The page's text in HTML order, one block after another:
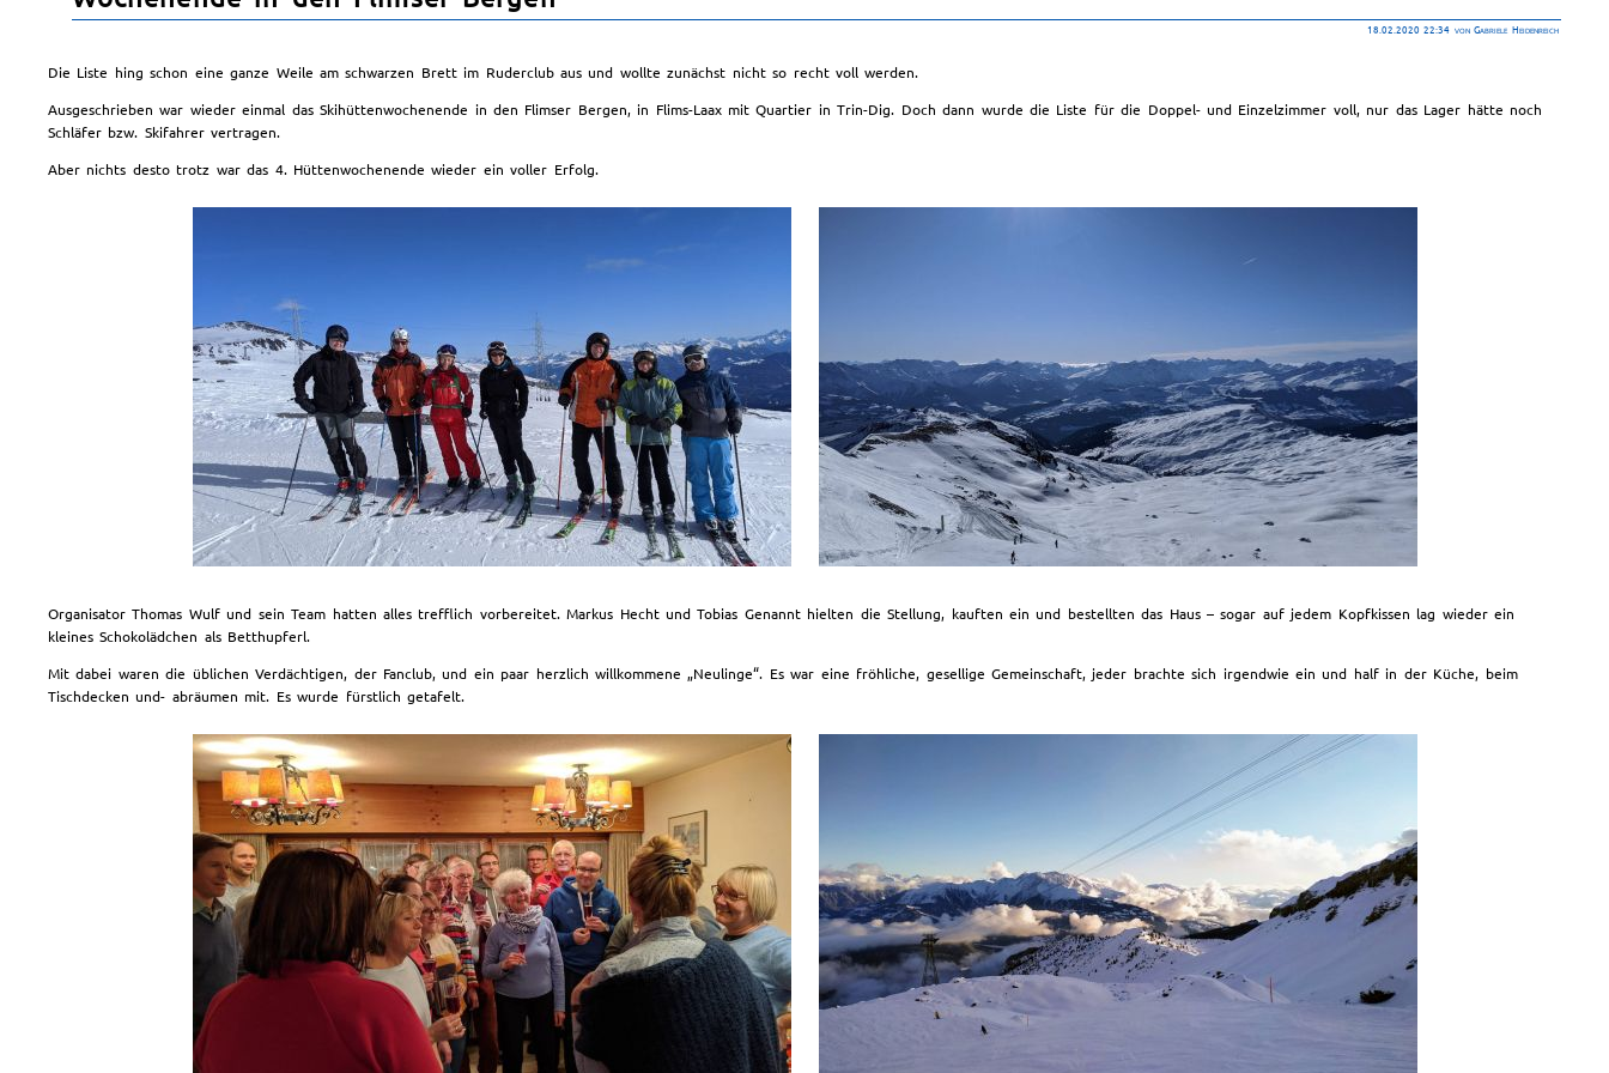
18.02.2020 22:34 von Gabriele Heidenreich
Die Liste hing schon eine ganze Weile am schwarzen Brett im Ruderclub aus und wollte zunächst nicht so recht voll werden.
Ausgeschrieben war wieder einmal das Skihüttenwochenende in den Flimser Bergen, in Flims-Laax mit Quartier in Trin-Dig. Doch dann wurde die Liste für die Doppel- und Einzelzimmer voll, nur das Lager hätte noch
Schläfer bzw. Skifahrer vertragen.
Aber nichts desto trotz war das 4. Hüttenwochenende wieder ein voller Erfolg.
Organisator Thomas Wulf und sein Team hatten alles trefflich vorbereitet. Markus Hecht und Tobias Genannt hielten die Stellung, kauften ein und bestellten das Haus – sogar auf jedem Kopfkissen lag wieder ein
kleines Schokolädchen als Betthupferl.
Mit dabei waren die üblichen Verdächtigen, der Fanclub, und ein paar herzlich willkommene „Neulinge“. Es war eine fröhliche, gesellige Gemeinschaft, jeder brachte sich irgendwie ein und half in der Küche, beim
Tischdecken und- abräumen mit. Es wurde fürstlich getafelt.